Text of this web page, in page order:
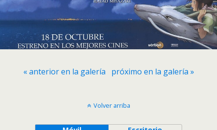
« anterior en la galería próximo en la galería »
Volver arriba